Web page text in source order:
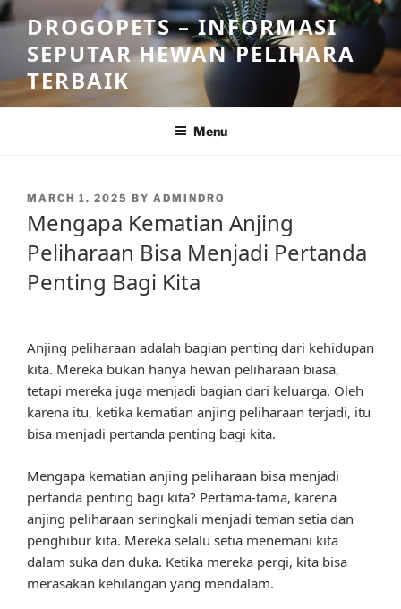
Skip
to
content
DROGOPETS – INFORMASI
SEPUTAR HEWAN PELIHARA
TERBAIK
Menu
POSTED
MARCH 1, 2025 BY ADMINDRO
Mengapa Kematian Anjing
Peliharaan Bisa Menjadi Pertanda
Penting Bagi Kita
Anjing peliharaan adalah bagian penting dari kehidupan
kita. Mereka bukan hanya hewan peliharaan biasa,
tetapi mereka juga menjadi bagian dari keluarga. Oleh
karena itu, ketika kematian anjing peliharaan terjadi, itu
bisa menjadi pertanda penting bagi kita.
Mengapa kematian anjing peliharaan bisa menjadi
pertanda penting bagi kita? Pertama-tama, karena
anjing peliharaan seringkali menjadi teman setia dan
penghibur kita. Mereka selalu setia menemani kita
dalam suka dan duka. Ketika mereka pergi, kita bisa
merasakan kehilangan yang mendalam.